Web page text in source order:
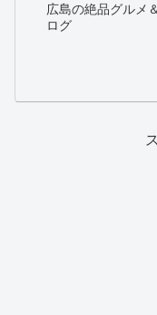
広島の絶品グルメ
ログ